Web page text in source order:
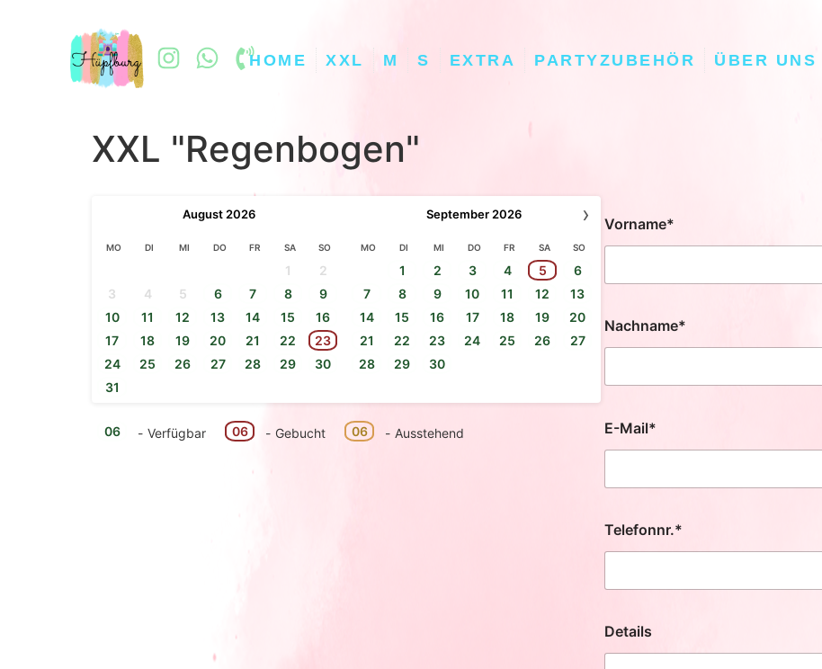
HOME XXL M S EXTRA PARTYZUBEHÖR ÜBER UNS
XXL "Regenbogen"
›
August 2026
MO DI MI DO FR SA SO
1
2
3
4 5 6 7 8
9
10
11 12 13 14 15
16
17
18 19 20 21 22
23
24
25 26 27 28 29
30
31
September 2026
MO DI MI DO FR SA SO
1 2 3 4 5
6
7
8 9 10 11 12
13
14
15 16 17 18 19
20
21
22 23 24 25 26
27
28
29 30
06 - Verfügbar 06 - Gebucht 06 - Ausstehend
Vorname*
Nachname*
E-Mail*
Telefonnr.*
Details